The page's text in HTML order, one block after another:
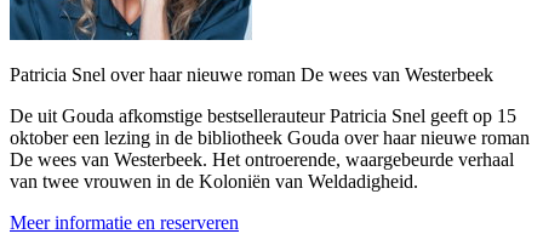
Patricia Snel over haar nieuwe roman De wees van Westerbeek
De uit Gouda afkomstige bestsellerauteur Patricia Snel geeft op 15
oktober een lezing in de bibliotheek Gouda over haar nieuwe roman
De wees van Westerbeek. Het ontroerende, waargebeurde verhaal
van twee vrouwen in de Koloniën van Weldadigheid.
Meer informatie en reserveren